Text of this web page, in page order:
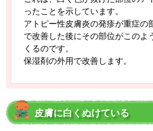
ったことを示しています。
アトピー性皮膚炎の発疹が重症の
で改善した後にその部位がこのよ
くるのです。
保湿剤の外用で改善します。
皮膚に白くぬけている